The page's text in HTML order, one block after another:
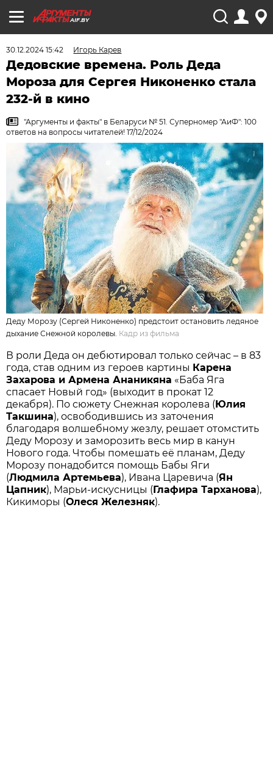
AIF.BY
30.12.2024 15:42 Игорь Карев
Дедовские времена. Роль Деда
Мороза для Сергея Никоненко стала
232-й в кино
"Аргументы и факты" в Беларуси № 51. Суперномер "АиФ": 100
ответов на вопросы читателей! 17/12/2024
Деду Морозу (Сергей Никоненко) предстоит остановить ледяное
дыхание Снежной королевы. Кадр из фильма
В роли Деда он дебютировал только сейчас – в 83
года, став одним из героев картины Карена
Захарова и Армена Ананикяна «Баба Яга
спасает Новый год» (выходит в прокат 12
декабря). По сюжету Снежная королева (Юлия
Такшина), освободившись из заточения
благодаря волшебному жезлу, решает отомстить
Деду Морозу и заморозить весь мир в канун
Нового года. Чтобы помешать её планам, Деду
Морозу понадобится помощь Бабы Яги
(Людмила Артемьева), Ивана Царевича (Ян
Цапник), Марьи-искусницы (Глафира Тарханова),
Кикиморы (Олеся Железняк).